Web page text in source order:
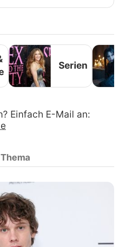
Serien
Einfach E-Mail an: